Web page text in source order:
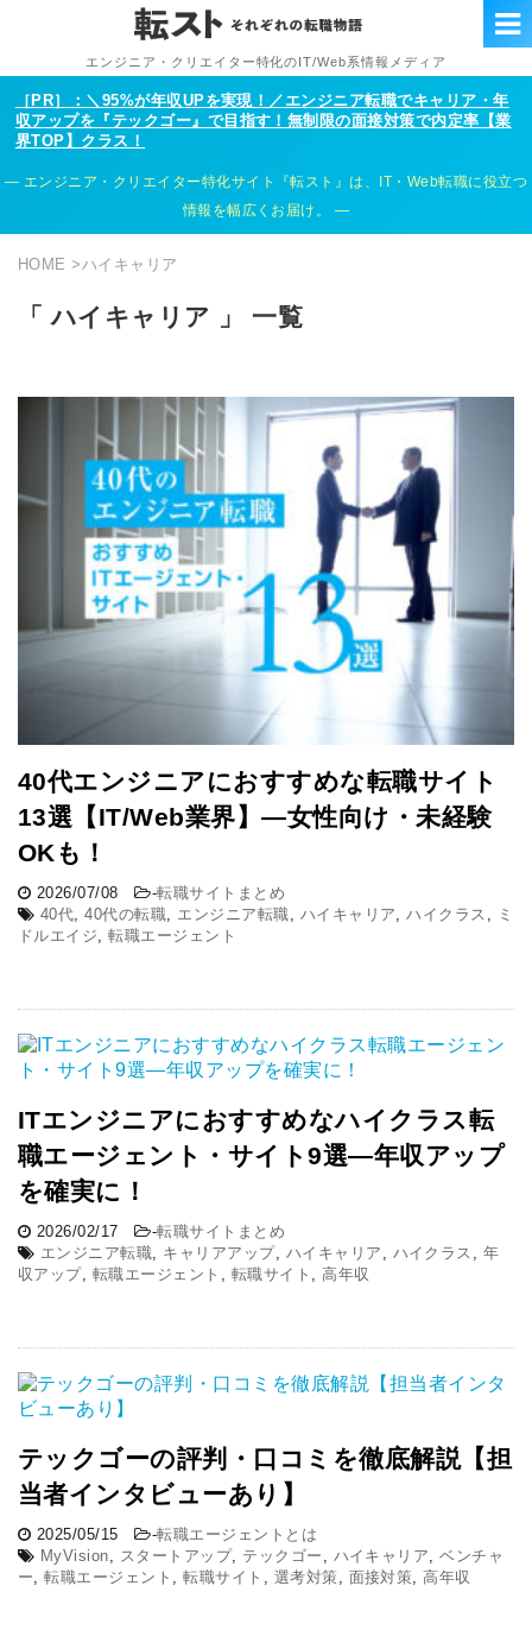
エンジニア・クリエイター特化のIT/Web系情報メディア
［PR］：＼95%が年収UPを実現！／エンジニア転職でキャリア・年
収アップを『テックゴー』で目指す！無制限の面接対策で内定率【業
界TOP】クラス！
エンジニア・クリエイター特化サイト『転スト』は、IT・Web転職に役立つ
情報を幅広くお届け。
HOME > ハイキャリア
「 ハイキャリア 」 一覧
40代エンジニアにおすすめな転職サイト
13選【IT/Web業界】―女性向け・未経験
OKも！
2026/07/08 -転職サイトまとめ
40代 ,40代の転職 エンジニア転職 ハイキャリア ,ハイクラス
ミ
ドルエイジ ,転職エージェント
ITエンジニアにおすすめなハイクラス転
職エージェント・サイト9選―年収アップ
を確実に！
2026/02/17 -転職サイトまとめ
エンジニア転職
キャリアアップ, ハイキャリア ハイクラス
年
収アップ, 転職エージェント 転職サイト ,高年収
テックゴーの評判・口コミを徹底解説【担
当者インタビューあり】
2025/05/15 -転職エージェントとは
MyVision
スタートアップ, テックゴー ハイキャリア ,ベンチャ
ー ,転職エージェント ,転職サイト 選考対策 面接対策 ,高年収